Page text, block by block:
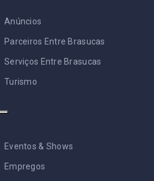
Anúncios
Parceiros Entre Brasucas
Serviços Entre Brasucas
Turismo
Eventos & Shows
Empregos